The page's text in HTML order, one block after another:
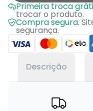
Primeira troca
trocar o produto.
Compra segura.
segurança.
Descrição